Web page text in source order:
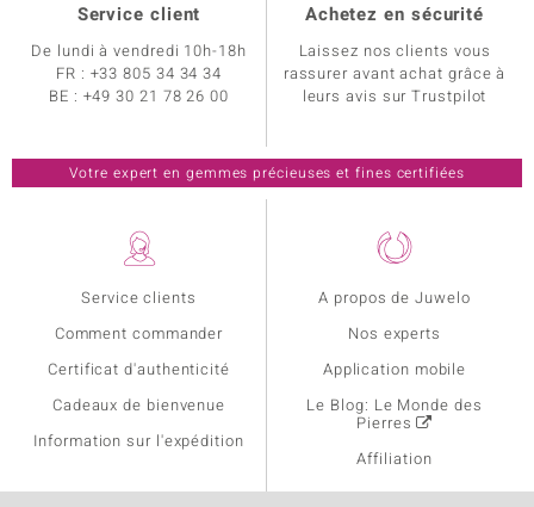
Service clients
Comment commander
Certificat d'authenticité
Cadeaux de bienvenue
Information sur l'expédition
A propos de Juwelo
Nos experts
Application mobile
Le Blog: Le Monde des
Pierres
Affiliation
Service client
De lundi à vendredi 10h-18h
FR : +33 805 34 34 34
BE : +49 30 21 78 26 00
Achetez en sécurité
Laissez nos clients vous
rassurer avant achat grâce à
leurs avis sur Trustpilot
Votre expert en gemmes précieuses et fines certifiées